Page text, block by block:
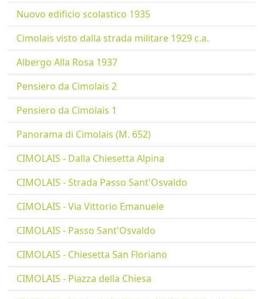
Nuovo edificio scolastico 1935
Cimolais visto dalla strada militare 1929 c.a.
Albergo Alla Rosa 1937
Pensiero da Cimolais 2
Pensiero da Cimolais 1
Panorama di Cimolais (M. 652)
CIMOLAIS - Dalla Chiesetta Alpina
CIMOLAIS - Strada Passo Sant'Osvaldo
CIMOLAIS - Via Vittorio Emanuele
CIMOLAIS - Passo Sant'Osvaldo
CIMOLAIS - Chiesetta San Floriano
CIMOLAIS - Piazza della Chiesa